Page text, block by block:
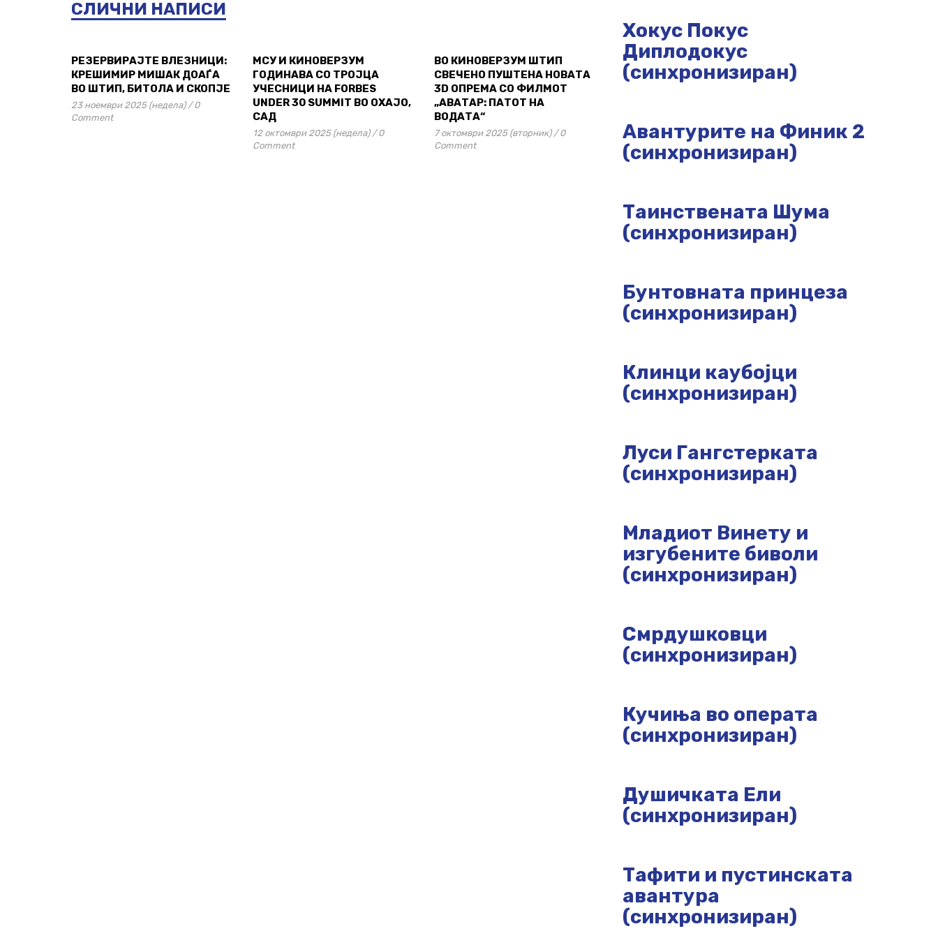
СЛИЧНИ НАПИСИ
РЕЗЕРВИРАЈТЕ ВЛЕЗНИЦИ:
КРЕШИМИР МИШАК ДОАЃА
ВО ШТИП, БИТОЛА И СКОПЈЕ
23 ноември 2025 (недела) / 0
Comment
МСУ И КИНОВЕРЗУМ
ГОДИНАВА СО ТРОЈЦА
УЧЕСНИЦИ НА FORBES
UNDER 30 SUMMIT ВО ОХАЈО,
САД
12 октомври 2025 (недела) / 0
Comment
ВО КИНОВЕРЗУМ ШТИП
СВЕЧЕНО ПУШТЕНА НОВАТА
3D ОПРЕМА СО ФИЛМОТ
„АВАТАР: ПАТОТ НА
ВОДАТА“
7 октомври 2025 (вторник) / 0
Comment
Хокус Покус
Диплодокус
(синхронизиран)
Авантурите на Финик 2
(синхронизиран)
Таинствената Шума
(синхронизиран)
Бунтовната принцеза
(синхронизиран)
Клинци каубојци
(синхронизиран)
Луси Гангстерката
(синхронизиран)
Младиот Винету и
изгубените биволи
(синхронизиран)
Смрдушковци
(синхронизиран)
Кучиња во операта
(синхронизиран)
Душичката Ели
(синхронизиран)
Тафити и пустинската
авантура
(синхронизиран)